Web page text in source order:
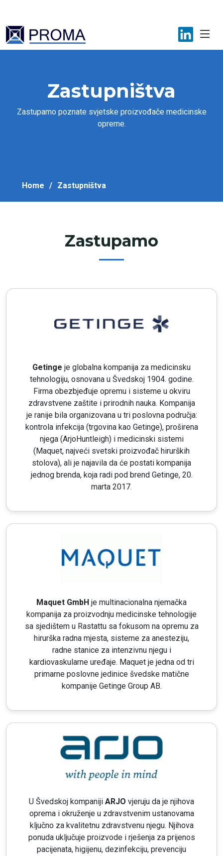
Zastupništva
Zastupamo poznate svjetske proizvođače medicinske
opreme.
Home Zastupništva
Zastupamo
Getinge je globalna kompanija za medicinsku
tehnologiju, osnovana u Švedskoj 1904. godine.
Firma obezbjeđuje opremu i sisteme u okviru
zdravstvene zaštite i prirodnih nauka. Kompanija
je ranije bila organizovana u tri poslovna područja:
kontrola infekcija (trgovina kao Getinge), proširena
njega (ArjoHuntleigh) i medicinski sistemi
(Maquet, najveći svetski proizvođač hirurških
stolova), ali je najavila da će postati kompanija
jednog brenda, koja radi pod brend Getinge, 20.
marta 2017.
Maquet GmbH je multinacionalna njemačka
kompanija za proizvodnju medicinske tehnologije
sa sjedištem u Rastattu sa fokusom na opremu za
hirurška radna mjesta, sisteme za anesteziju,
radne stanice za intenzivnu njegu i
kardiovaskularne uređaje. Maquet je jedna od tri
primarne poslovne jedinice švedske matične
kompanije Getinge Group AB.
U Švedskoj kompaniji ARJO vjeruju da je njihova
oprema i okruženje u zdravstvenim ustanovama
ključno za kvalitetnu zdravstvenu njegu. Njihova
ponuda uključuje proizvode i rješenja za prijenos
pacijenata, higijenu, dezinfekciju, prevenciju